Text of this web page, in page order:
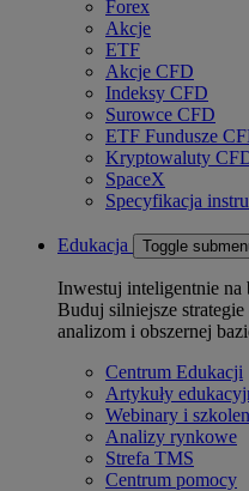
Forex
Akcje
ETF
Akcje CFD
Indeksy CFD
Surowce CFD
ETF Fundusze
Kryptowaluty
SpaceX
Specyfikacja
Edukacja Toggle
Inwestuj inteligentnie na
Buduj silniejsze
analizom i obszernej
Centrum Edukacji
Artykuły
Webinary i
Analizy rynkowe
Strefa TMS
Centrum pomocy